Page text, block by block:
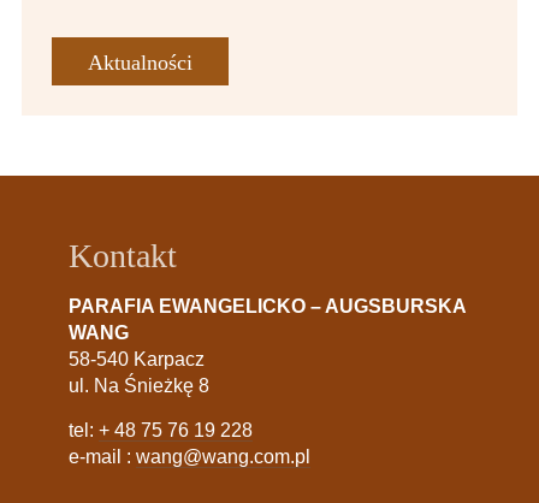
Aktualności
Kontakt
PARAFIA EWANGELICKO – AUGSBURSKA
WANG
58-540 Karpacz
ul. Na Śnieżkę 8
tel: + 48 75 76 19 228
e-mail : wang@wang.com.pl